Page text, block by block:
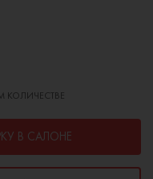
КОЛИЧЕСТВЕ
В САЛОНЕ